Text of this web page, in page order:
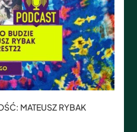
MATEUSZ RYBAK